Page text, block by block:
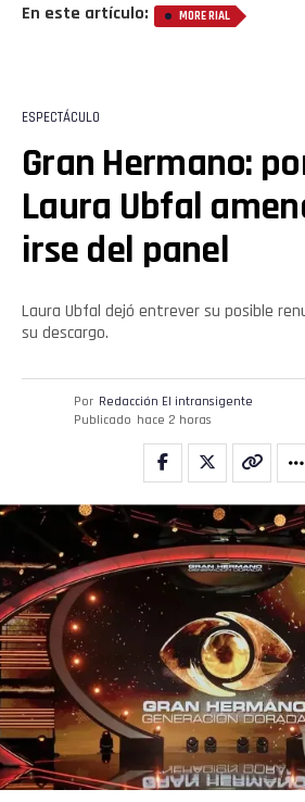
En este artículo: MORE RIAL
ESPECTÁCULO
Gran Hermano:
Laura Ubfal
irse del panel
Laura Ubfal dejó entrever su posible
su descargo.
Por Redacción El intransigente
Publicado hace 2 horas